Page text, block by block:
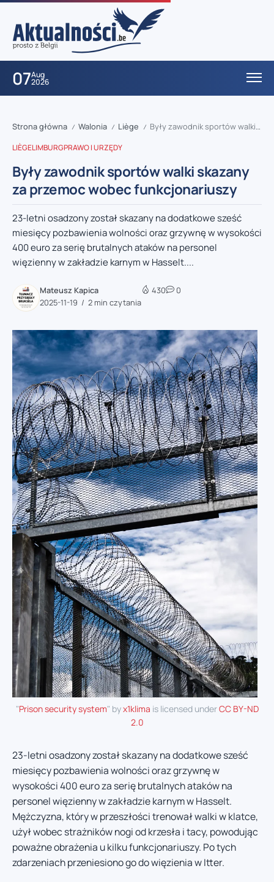
07Aug
2026
Strona główna / Walonia / Liège / Były zawodnik sportów walki skazany za przemoc wobec funkcjonariuszy
LIÈGELIMBURGPRAWO I URZĘDY
Były zawodnik sportów walki skazany
za przemoc wobec funkcjonariuszy
23-letni osadzony został skazany na dodatkowe sześć
miesięcy pozbawienia wolności oraz grzywnę w wysokości
400 euro za serię brutalnych ataków na personel
więzienny w zakładzie karnym w Hasselt....
Mateusz Kapica
2025-11-19
2 min czytania
430 0
"Prison security system" byx1klima is licensed underCC BY-ND
2.0
23-letni osadzony został skazany na dodatkowe sześć
miesięcy pozbawienia wolności oraz grzywnę w
wysokości 400 euro za serię brutalnych ataków na
personel więzienny w zakładzie karnym w Hasselt.
Mężczyzna, który w przeszłości trenował walki w klatce,
użył wobec strażników nogi od krzesła i tacy, powodując
poważne obrażenia u kilku funkcjonariuszy. Po tych
zdarzeniach przeniesiono go do więzienia w Itter.